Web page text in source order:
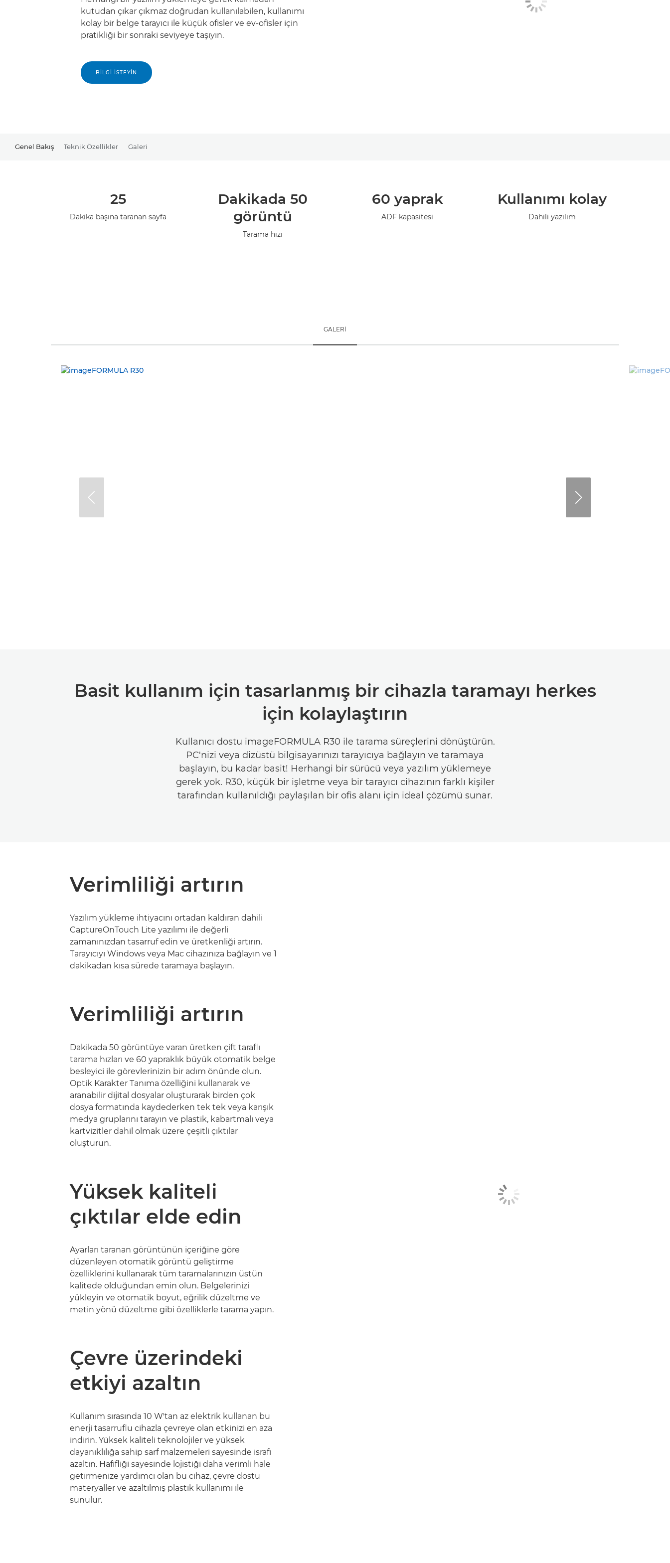
kutudan çıkar çıkmaz doğrudan kullanılabilen, kullanımı
kolay bir belge tarayıcı ile küçük ofisler ve ev-ofisler için
pratikliği bir sonraki seviyeye taşıyın.
BILGI İSTEYIN
Genel Bakış Teknik Özellikler Galeri
25
Dakika başına taranan sayfa
Dakikada 50
görüntü
Tarama hızı
60 yaprak
ADF kapasitesi
Kullanımı kolay
Dahili yazılım
GALERİ
Basit kullanım için tasarlanmış bir cihazla taramayı herkes
için kolaylaştırın
Kullanıcı dostu imageFORMULA R30 ile tarama süreçlerini dönüştürün.
PC'nizi veya dizüstü bilgisayarınızı tarayıcıya bağlayın ve taramaya
başlayın, bu kadar basit! Herhangi bir sürücü veya yazılım yüklemeye
gerek yok. R30, küçük bir işletme veya bir tarayıcı cihazının farklı kişiler
tarafından kullanıldığı paylaşılan bir ofis alanı için ideal çözümü sunar.
Verimliliği artırın
Yazılım yükleme ihtiyacını ortadan kaldıran dahili
CaptureOnTouch Lite yazılımı ile değerli
zamanınızdan tasarruf edin ve üretkenliği artırın.
Tarayıcıyı Windows veya Mac cihazınıza bağlayın ve 1
dakikadan kısa sürede taramaya başlayın.
Verimliliği artırın
Dakikada 50 görüntüye varan üretken çift taraflı
tarama hızları ve 60 yapraklık büyük otomatik belge
besleyici ile görevlerinizin bir adım önünde olun.
Optik Karakter Tanıma özelliğini kullanarak ve
aranabilir dijital dosyalar oluşturarak birden çok
dosya formatında kaydederken tek tek veya karışık
medya gruplarını tarayın ve plastik, kabartmalı veya
kartvizitler dahil olmak üzere çeşitli çıktılar
oluşturun.
Yüksek kaliteli
çıktılar elde edin
Ayarları taranan görüntünün içeriğine göre
düzenleyen otomatik görüntü geliştirme
özelliklerini kullanarak tüm taramalarınızın üstün
kalitede olduğundan emin olun. Belgelerinizi
yükleyin ve otomatik boyut, eğrilik düzeltme ve
metin yönü düzeltme gibi özelliklerle tarama yapın.
Çevre üzerindeki
etkiyi azaltın
Kullanım sırasında 10 W'tan az elektrik kullanan bu
enerji tasarruflu cihazla çevreye olan etkinizi en aza
indirin. Yüksek kaliteli teknolojiler ve yüksek
dayanıklılığa sahip sarf malzemeleri sayesinde israfı
azaltın. Hafifliği sayesinde lojistiği daha verimli hale
getirmenize yardımcı olan bu cihaz, çevre dostu
materyaller ve azaltılmış plastik kullanımı ile
sunulur.